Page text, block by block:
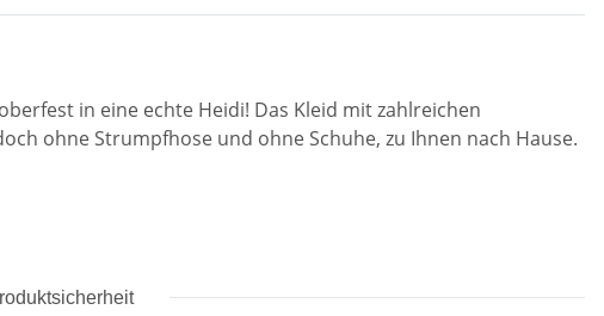
in eine echte Heidi! Das Kleid mit zahlreichen
ohne Strumpfhose und ohne Schuhe, zu Ihnen nach Hause.